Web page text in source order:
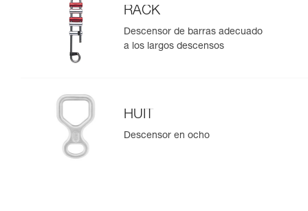
RACK
Descensor de barras adecuado
a los largos descensos
HUIT
Descensor en ocho